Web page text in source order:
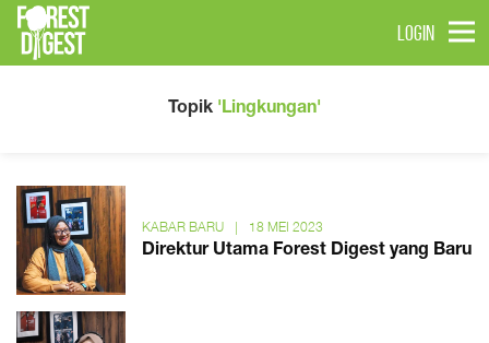
LOGIN
Topik 'Lingkungan'
KABAR BARU | 18 MEI 2023
Direktur Utama Forest Digest yang Baru